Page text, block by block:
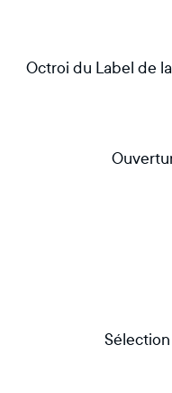
Octroi du Label de